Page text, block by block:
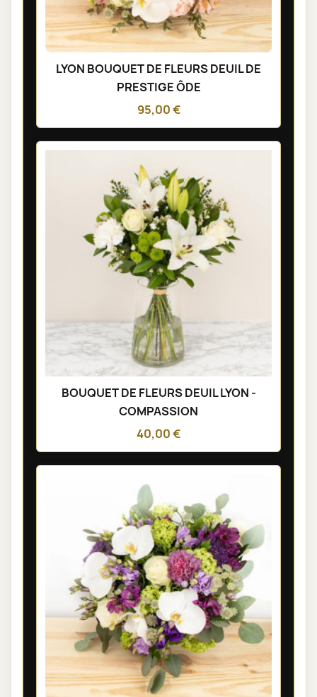
LYON BOUQUET DE FLEURS DEUIL DE
PRESTIGE ÔDE
95,00 €
BOUQUET DE FLEURS DEUIL LYON -
COMPASSION
40,00 €